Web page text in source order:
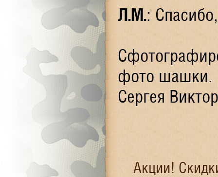
Л.М.:
фото шашки.
Сергея
Акции!